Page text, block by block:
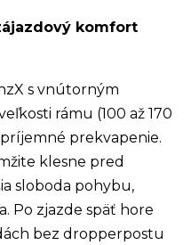
komfort
s vnútorným
rámu (100 až 170
prekvapenie.
klesne pred
sloboda pohybu,
Po zjazde späť hore
bez dropperpostu